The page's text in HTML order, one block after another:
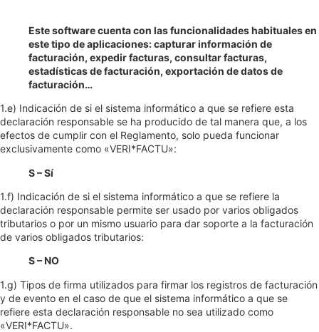
Este software cuenta con las funcionalidades habituales en
este tipo de aplicaciones: capturar información de
facturación, expedir facturas, consultar facturas,
estadísticas de facturación, exportación de datos de
facturación…
1.e) Indicación de si el sistema informático a que se refiere esta
declaración responsable se ha producido de tal manera que, a los
efectos de cumplir con el Reglamento, solo pueda funcionar
exclusivamente como «VERI*FACTU»:
S – Sí
1.f) Indicación de si el sistema informático a que se refiere la
declaración responsable permite ser usado por varios obligados
tributarios o por un mismo usuario para dar soporte a la facturación
de varios obligados tributarios:
S – NO
1.g) Tipos de firma utilizados para firmar los registros de facturación
y de evento en el caso de que el sistema informático a que se
refiere esta declaración responsable no sea utilizado como
«VERI*FACTU».